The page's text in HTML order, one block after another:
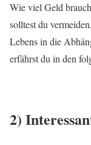
Wie viel Geld
solltest du
Lebens in die
erfährst du in den
2)